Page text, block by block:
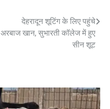
देहरादून शूटिंग के लिए पहुंचे
अरबाज खान, सुभारती कॉलेज में हुए
सीन शूट